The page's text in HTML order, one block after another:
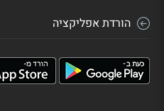
הורדת אפליקציה